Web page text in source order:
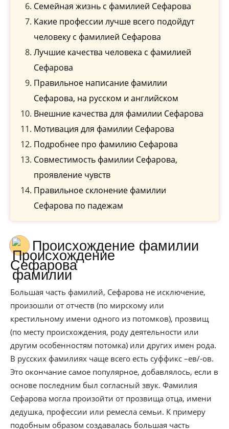
Семейная жизнь с фамилией Сефарова
Какие профессии лучше всего подойдут
человеку с фамилией Сефарова
Лучшие качества человека с фамилией
Сефарова
Правильное написание фамилии
Сефарова, на русском и английском
Внешние качества для фамилии Сефарова
Мотивация для фамилии Сефарова
Подробнее про фамилию Сефарова
Совместимость фамилии Сефарова,
проявление чувств
Правильное склонение фамилии
Сефарова по падежам
Происхождение фамилии
Сефарова
Большая часть фамилий, Сефарова не исключение,
произошли от отчеств (по мирскому или
крестильному имени одного из потомков), прозвищ
(по месту происхождения, роду деятельности или
другим особенностям потомка) или других имен рода.
В русских фамилиях чаще всего есть суффикс –ев/-ов.
Это окончание самое популярное, добавлялось, если в
основе последним был согласный звук. Фамилия
Сефарова могла произойти от прозвища отца, имени
дедушка, профессии или ремесла семьи. К примеру
подобным образом создавалась большая часть